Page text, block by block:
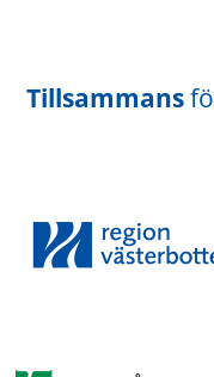
Tillsammans